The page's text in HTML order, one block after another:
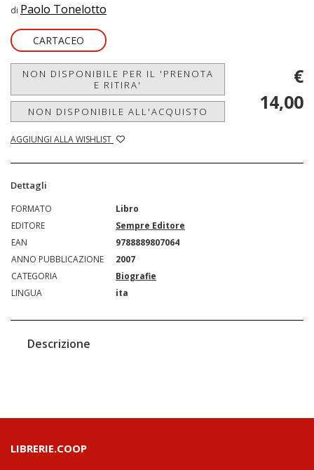
di Paolo Tonelotto
CARTACEO
NON DISPONIBILE PER IL 'PRENOTA
E RITIRA'
NON DISPONIBILE ALL'ACQUISTO
AGGIUNGI ALLA WISHLIST
€
14,00
Dettagli
FORMATO
Libro
EDITORE
Sempre Editore
EAN
9788889807064
ANNO PUBBLICAZIONE
2007
CATEGORIA
Biografie
LINGUA
ita
Descrizione
LIBRERIE.COOP